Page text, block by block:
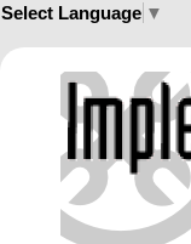
Select Language ▼